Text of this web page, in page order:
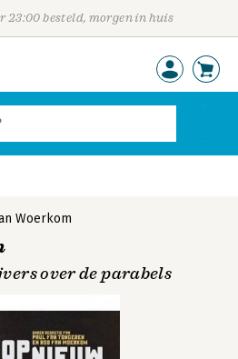
23:00 besteld, morgen in huis
Woerkom
over de parabels